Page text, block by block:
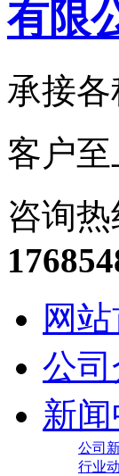
承接
客户
咨询热
网
公
新
公司
行业